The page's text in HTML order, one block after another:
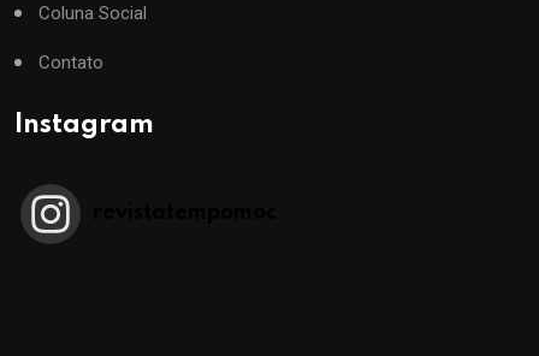
Coluna Social
Contato
Instagram